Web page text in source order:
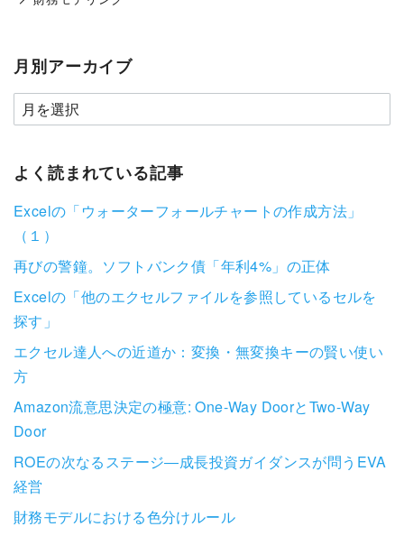
月別アーカイブ
よく読まれている記事
Excelの「ウォーターフォールチャートの作成方法」
（１）
再びの警鐘。ソフトバンク債「年利4%」の正体
Excelの「他のエクセルファイルを参照しているセルを
探す」
エクセル達人への近道か：変換・無変換キーの賢い使い
方
Amazon流意思決定の極意: One-Way DoorとTwo-Way
Door
ROEの次なるステージ―成長投資ガイダンスが問うEVA
経営
財務モデルにおける色分けルール